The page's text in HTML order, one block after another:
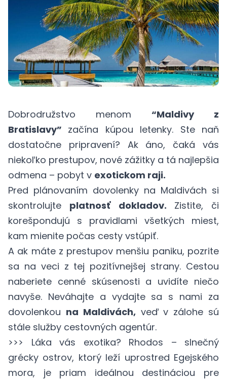
Dobrodružstvo menom “Maldivy z
Bratislavy” začína kúpou letenky. Ste naň
dostatočne pripravení? Ak áno, čaká vás
niekoľko prestupov, nové zážitky a tá najlepšia
odmena – pobyt v exotickom raji.
Pred plánovaním dovolenky na Maldivách si
skontrolujte platnosť dokladov. Zistite, či
korešpondujú s pravidlami všetkých miest,
kam mienite počas cesty vstúpiť.
A ak máte z prestupov menšiu paniku, pozrite
sa na veci z tej pozitívnejšej strany. Cestou
naberiete cenné skúsenosti a uvidíte niečo
navyše. Neváhajte a vydajte sa s nami za
dovolenkou na Maldivách,veď v zálohe sú
stále služby cestovných agentúr.
>>> Láka vás exotika? Rhodos – slnečný
grécky ostrov, ktorý leží uprostred Egejského
mora, je priam ideálnou destináciou pre